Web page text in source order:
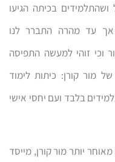
בכיתה הגיעו
אך עד מהרה התברר לנו
וכי זוהי למעשה התפיסה
מור קורן: כיתות לימוד
בלבד ועם יחסי אישי
יותר מור קורן, מייסד